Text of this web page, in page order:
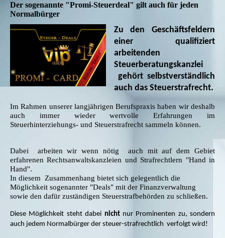
Der sogenannte "Promi-Steuerdeal" gilt auch für jeden
Normalbürger
Zu den Geschäftsfeldern
einer qualifiziert
arbeitenden
Steuerberatungskanzlei
gehört selbstverständlich
auch das Steuerstrafrecht.
Im Rahmen unserer langjährigen Berufspraxis haben wir deshalb
auch immer wieder wertvolle Erfahrungen im
Steuerhinterziehungs- und Steuerstrafrecht sammeln können.
Dabei arbeiten wir wenn nötig auch mit auf dem Gebiet
erfahrenen Rechtsanwaltskanzleien und Strafrechtlern "Hand in
Hand".
In diesem Zusammenhang bietet sich gelegentlich die
Möglichkeit sogenannter "Deals" mit der Finanzverwaltung
sowie den dafür zuständigen Steuerstrafbehörden zu schließen.
Diese Möglichkeit steht dabei nichtnur Prominenten zu, sondern
auch jedem Normalbürger der steuer-strafrechtlich verfolgt wird!